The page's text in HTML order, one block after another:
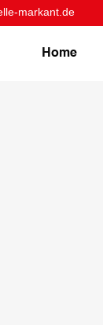
markant.de
Home